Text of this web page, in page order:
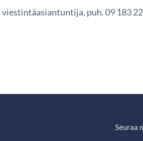
puh. 09 183
Seuraa